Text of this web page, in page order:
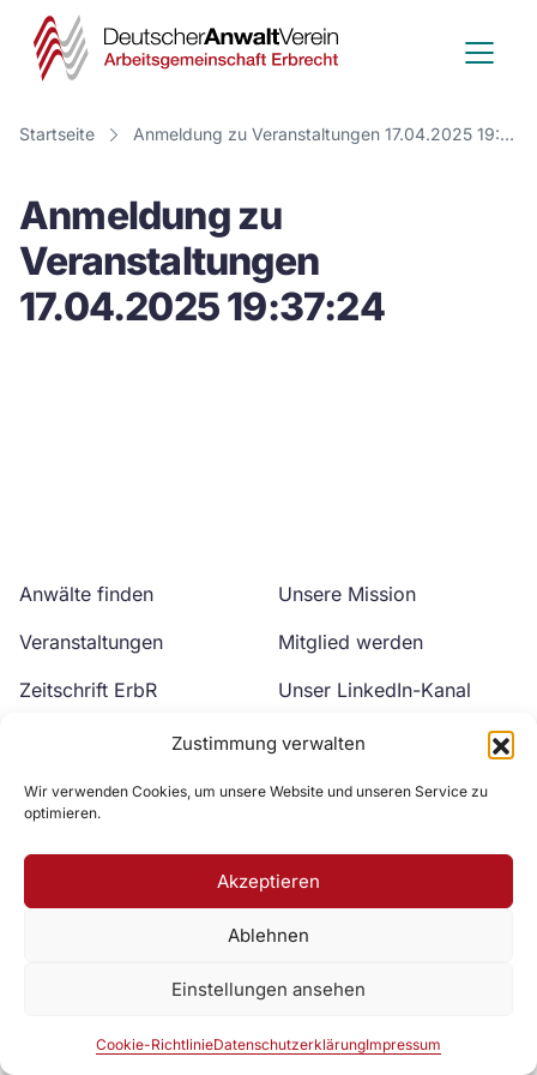
Zustimmung verwalten
Wir verwenden Cookies, um unsere Website und unseren Service zu
optimieren.
Akzeptieren
Ablehnen
Einstellungen ansehen
Cookie-RichtlinieDatenschutzerklärungImpressum
Deutscher
Anwalt
Verein
Startseite Anmeldung zu Veranstaltungen 17.04.2025 19:37:24
Anmeldung zu
Veranstaltungen
17.04.2025 19:37:24
Anwälte finden
Veranstaltungen
Zeitschrift ErbR
Unsere Mission
Mitglied werden
Unser LinkedIn-Kanal
Unser YouTube-Kanal
Zur DAV Webseite